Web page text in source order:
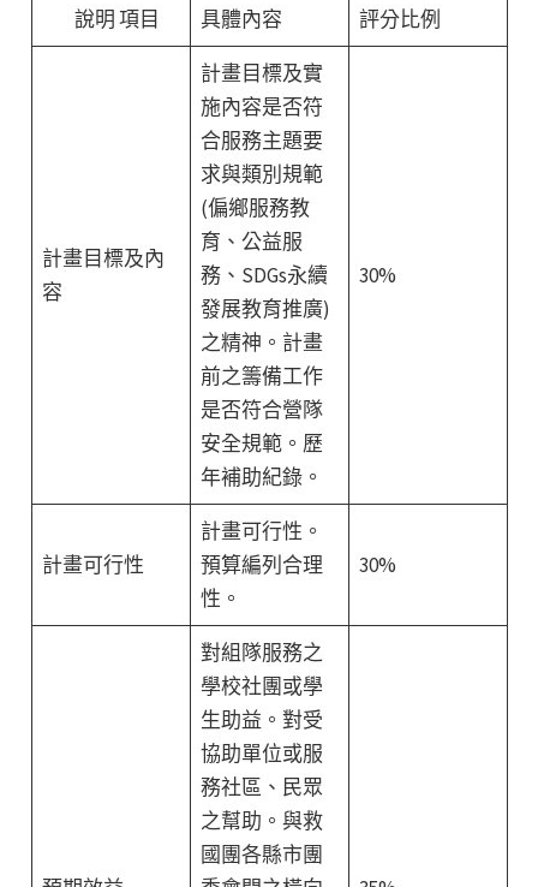
說明 項目 具體內容 評分比例
計畫目標及內
容
計畫目標及實
施內容是否符
合服務主題要
求與類別規範
(偏鄉服務教
育、公益服
務、SDGs永續
發展教育推廣)
之精神。計畫
前之籌備工作
是否符合營隊
安全規範。歷
年補助紀錄。
30%
計畫可行性
計畫可行性。
預算編列合理
性。
30%
對組隊服務之
學校社團或學
生助益。對受
協助單位或服
務社區、民眾
之幫助。與救
國團各縣市團